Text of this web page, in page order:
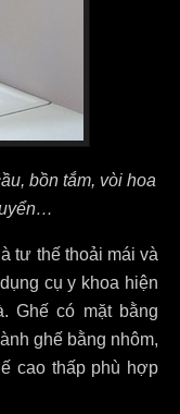
bồn tắm, vòi hoa
tư thế thoải mái và
cụ y khoa hiện
Ghế có mặt bằng
ghế bằng nhôm,
cao thấp phù hợp